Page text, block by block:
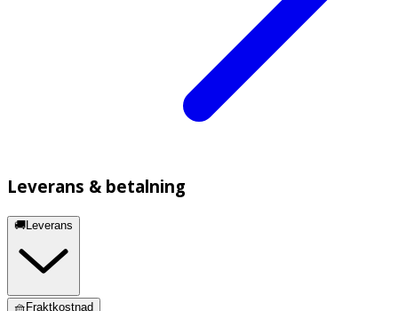
Leverans & betalning
🚚Leverans
🧺Fraktkostnad